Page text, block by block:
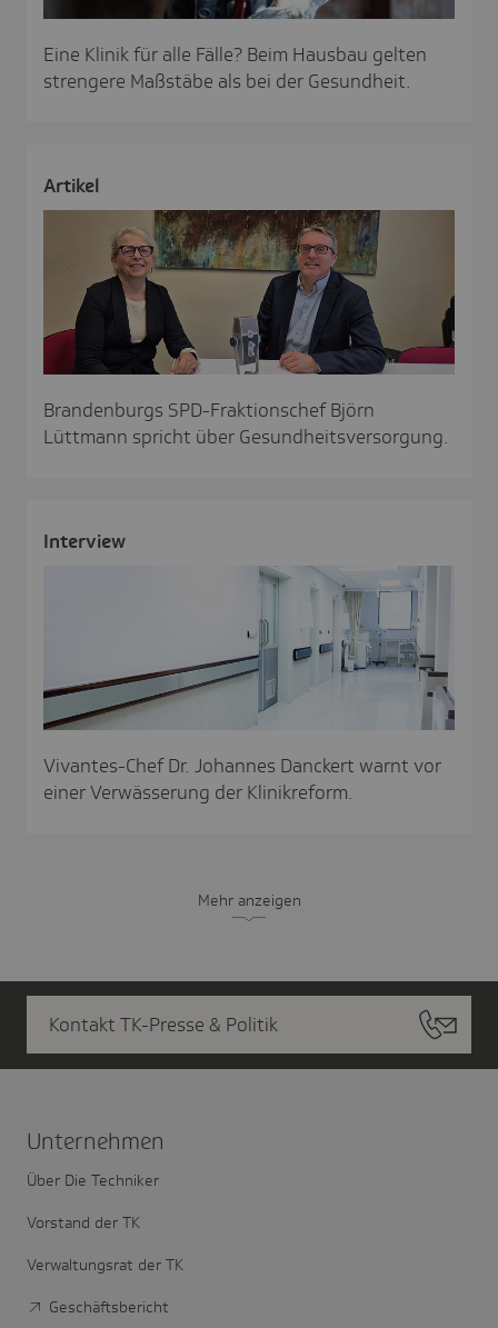
Eine Klinik für alle Fälle? Beim Hausbau gelten
strengere Maßstäbe als bei der Gesundheit.
Artikel
Brandenburgs SPD-Fraktionschef Björn
Lüttmann spricht über Gesundheitsversorgung.
Inter­view
Vivantes-Chef Dr. Johannes Danckert warnt vor
einer Verwässerung der Klinikreform.
Mehr anzeigen
Kontakt TK-Presse & Politik
Unter­nehmen
Über Die Techniker
Vorstand der TK
Verwaltungsrat der TK
Geschäftsbericht